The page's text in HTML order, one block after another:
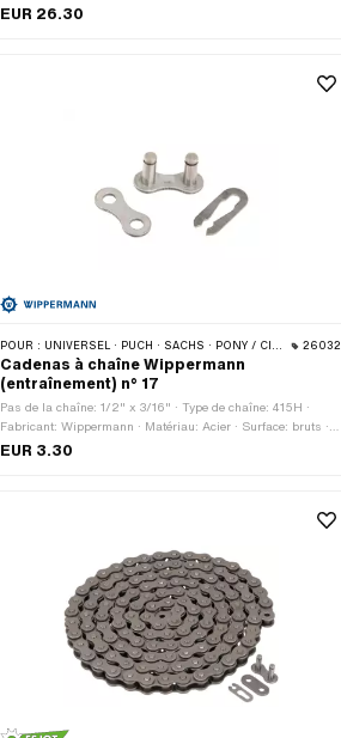
de maillons: 128 pcs · Circonférence de roulement: 1626
EUR 26.30
POUR : UNIVERSEL · PUCH · SACHS · PONY / CILO (BÊTA 521 & 512) · ZÜNDAPP BELMONDO · TOMOS · BYE BIKE 26032
Cadenas à chaîne Wippermann
(entraînement) n° 17
Pas de la chaîne: 1/2" x 3/16" · Type de chaîne: 415H ·
Fabricant: Wippermann · Matériau: Acier · Surface: bruts ·
Nombre de maillons: 1 pcs · Type de cadenas à chaîne:
EUR 3.30